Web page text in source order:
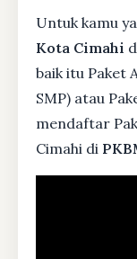
Untuk kamu
Kota Cimahi
baik itu Paket
SMP) atau
mendaftar
Cimahi di